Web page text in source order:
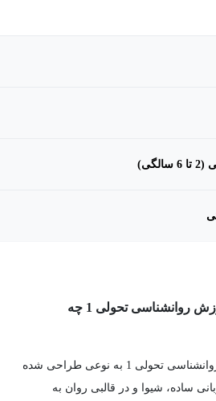
برای شرکت در دوره آموزش روانشناسی تحولی 1 چه
سرفصل‌های دوره آموزش روانشناسی تحولی 1 به نوعی طراحی شده
ساده، شیوا و در قالبی روان به